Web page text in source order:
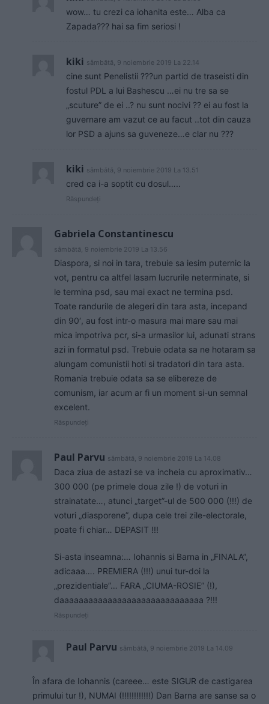
wow… tu crezi ca iohanita este… Alba ca
Zapada??? hai sa fim seriosi !
kiki sâmbătă, 9 noiembrie 2019 La 22.14
cine sunt Penelistii ???un partid de traseisti din
fostul PDL a lui Bashescu …ei nu tre sa se
„scuture” de ei ..? nu sunt nocivi ?? ei au fost la
guvernare am vazut ce au facut ..tot din cauza
lor PSD a ajuns sa guveneze…e clar nu ???
kiki sâmbătă, 9 noiembrie 2019 La 13.51
cred ca i-a soptit cu dosul…..
Răspundeți
Gabriela Constantinescu
sâmbătă, 9 noiembrie 2019 La 13.56
Diaspora, si noi in tara, trebuie sa iesim puternic la
vot, pentru ca altfel lasam lucrurile neterminate, si
le termina psd, sau mai exact ne termina psd.
Toate randurile de alegeri din tara asta, incepand
din 90′, au fost intr-o masura mai mare sau mai
mica impotriva pcr, si-a urmasilor lui, adunati strans
azi in formatul psd. Trebuie odata sa ne hotaram sa
alungam comunistii hoti si tradatori din tara asta.
Romania trebuie odata sa se elibereze de
comunism, iar acum ar fi un moment si-un semnal
excelent.
Răspundeți
Paul Parvu sâmbătă, 9 noiembrie 2019 La 14.08
Daca ziua de astazi se va incheia cu aproximativ…
300 000 (pe primele doua zile !) de voturi in
strainatate…, atunci „target”-ul de 500 000 (!!!) de
voturi „diasporene”, dupa cele trei zile-electorale,
poate fi chiar… DEPASIT !!!
Si-asta inseamna:… Iohannis si Barna in „FINALA”,
adicaaa…. PREMIERA (!!!) unui tur-doi la
„prezidentiale”… FARA „CIUMA-ROSIE” (!),
daaaaaaaaaaaaaaaaaaaaaaaaaaaaaa ?!!!
Răspundeți
Paul Parvu sâmbătă, 9 noiembrie 2019 La 14.09
În afara de Iohannis (careee… este SIGUR de castigarea
primului tur !), NUMAI (!!!!!!!!!!!!) Dan Barna are sanse sa o